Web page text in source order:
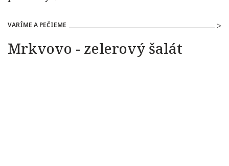
VARÍME A PEČIEME